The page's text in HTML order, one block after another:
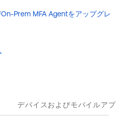
Prem MFA Agentをアップグレ
デバイスおよびモバイルア